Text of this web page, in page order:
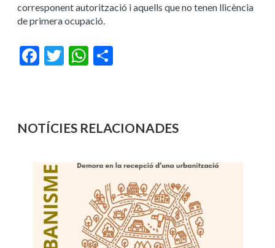
corresponent autorització i aquells que no tenen llicència
de primera ocupació.
Facebook
Twitter WhatsApp
NOTÍCIES RELACIONADES